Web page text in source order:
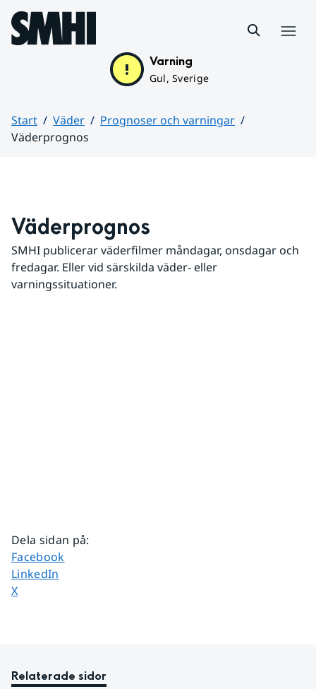
Hoppa till sidans innehåll
Varning
Gul, Sverige
Start Väder
Prognoser och varningar
Väderprognos
Väderprognos
SMHI publicerar väderfilmer måndagar, onsdagar och
fredagar. Eller vid särskilda väder- eller
varningssituationer.
Dela sidan på:
Dela sidan på
Facebook
Dela sidan på
LinkedIn
Dela sidan på
X
Relaterade sidor